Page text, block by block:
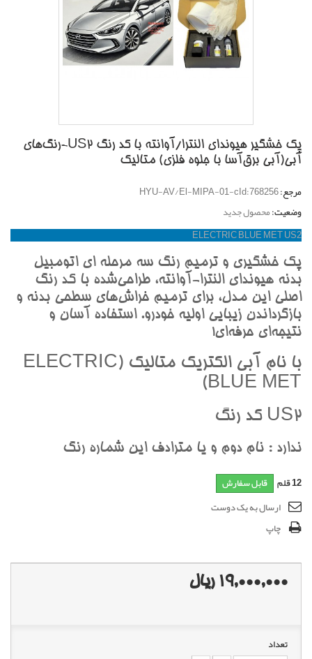
پک خشگير هیوندای النترا/آوانته با کد رنگ US2-رنگ‌هاي
آبي(آبي برق‌آسا با جلوه فلزي) متاليک
مرجع:HYU-AV/El-MIPA-01-cId:768256
وضعیت:محصول جدید
ELECTRIC BLUE MET US2
پک خشگيري و ترميم رنگ سه مرحله اي اتومبيل
بدنه هيونداي النترا-آوانته، طراحي‌شده با کد رنگ
اصلي اين مدل، براي ترميم خراش‌هاي سطحي بدنه و
بازگرداندن زيبايي اوليه خودرو. استفاده آسان و
نتيجه‌اي حرفه‌اي!
با نام آبي الکتريک متاليک (ELECTRIC
BLUE MET)
US2 کد رنگ
ندارد : نام دوم و يا مترادف اين شماره رنگ
12قلم قابل سفارش
ارسال به یک دوست
چاپ
19,000,000 ریال
تعداد